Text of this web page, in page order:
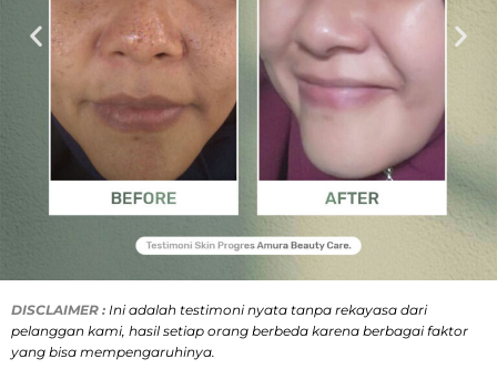
DISCLAIMER : Ini adalah testimoni nyata tanpa rekayasa dari
pelanggan kami, hasil setiap orang berbeda karena berbagai faktor
yang bisa mempengaruhinya.